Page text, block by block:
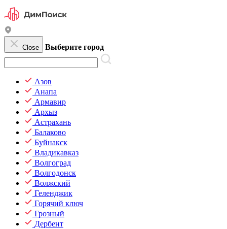
Close Выберите город
Азов
Анапа
Армавир
Архыз
Астрахань
Балаково
Буйнакск
Владикавказ
Волгоград
Волгодонск
Волжский
Геленджик
Горячий ключ
Грозный
Дербент